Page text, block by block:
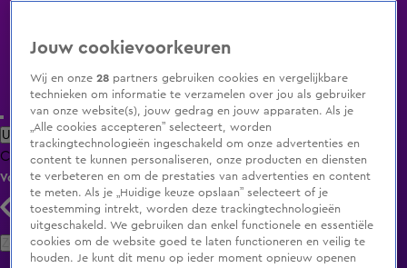
Uitzending Gemist Populaire programma's Zenders Genres
ClipsFilmsRadioSmart TV inlogShop
Volg KIJK
Zoeken
Jouw cookievoorkeuren
Wij en onze28 partners gebruiken cookies en vergelijkbare
technieken om informatie te verzamelen over jou als gebruiker
van onze website(s), jouw gedrag en jouw apparaten. Als je
„Alle cookies accepteren” selecteert, worden
trackingtechnologieën ingeschakeld om onze advertenties en
content te kunnen personaliseren, onze producten en diensten
te verbeteren en om de prestaties van advertenties en content
te meten. Als je „Huidige keuze opslaan” selecteert of je
toestemming intrekt, worden deze trackingtechnologieën
uitgeschakeld. We gebruiken dan enkel functionele en essentiële
cookies om de website goed te laten functioneren en veilig te
houden. Je kunt dit menu op ieder moment opnieuw openen